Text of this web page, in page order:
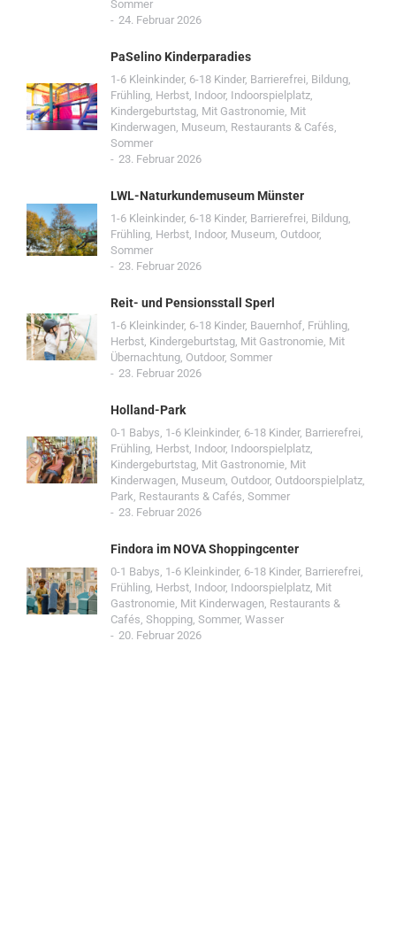
Sommer
24. Februar 2026
PaSelino Kinderparadies
1-6 Kleinkinder, 6-18 Kinder, Barrierefrei, Bildung,
Frühling, Herbst, Indoor, Indoorspielplatz,
Kindergeburtstag, Mit Gastronomie, Mit
Kinderwagen, Museum, Restaurants & Cafés,
Sommer
23. Februar 2026
LWL-Naturkundemuseum Münster
1-6 Kleinkinder, 6-18 Kinder, Barrierefrei, Bildung,
Frühling, Herbst, Indoor, Museum, Outdoor,
Sommer
23. Februar 2026
Reit- und Pensionsstall Sperl
1-6 Kleinkinder, 6-18 Kinder, Bauernhof, Frühling,
Herbst, Kindergeburtstag, Mit Gastronomie, Mit
Übernachtung, Outdoor, Sommer
23. Februar 2026
Holland-Park
0-1 Babys, 1-6 Kleinkinder, 6-18 Kinder, Barrierefrei,
Frühling, Herbst, Indoor, Indoorspielplatz,
Kindergeburtstag, Mit Gastronomie, Mit
Kinderwagen, Museum, Outdoor, Outdoorspielplatz,
Park, Restaurants & Cafés, Sommer
23. Februar 2026
Findora im NOVA Shoppingcenter
0-1 Babys, 1-6 Kleinkinder, 6-18 Kinder, Barrierefrei,
Frühling, Herbst, Indoor, Indoorspielplatz, Mit
Gastronomie, Mit Kinderwagen, Restaurants &
Cafés, Shopping, Sommer, Wasser
20. Februar 2026